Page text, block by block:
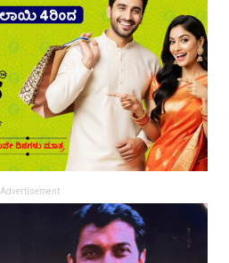
Advertisement